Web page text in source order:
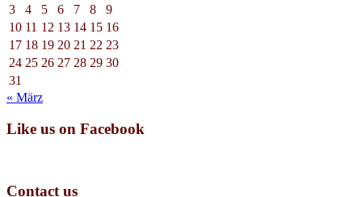
3
4 5 6 7 8
9
10 11 12 13 14 15 16
17 18 19 20 21 22 23
24 25 26 27 28 29 30
31
« März
Like us on Facebook
Contact us